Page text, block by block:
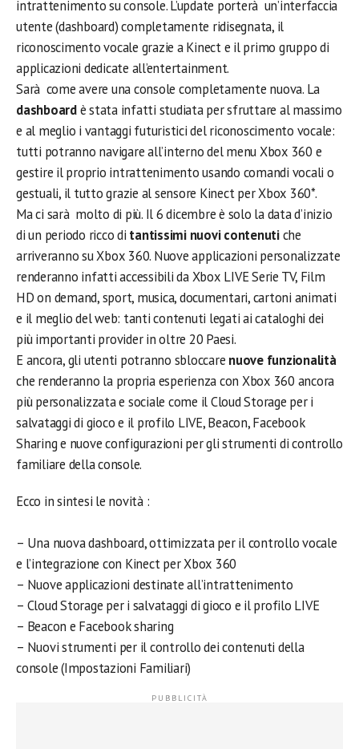
intrattenimento su console. L’update porterà un’interfaccia
utente (dashboard) completamente ridisegnata, il
riconoscimento vocale grazie a Kinect e il primo gruppo di
applicazioni dedicate all’entertainment.
Sarà come avere una console completamente nuova. La
dashboardè stata infatti studiata per sfruttare al massimo
e al meglio i vantaggi futuristici del riconoscimento vocale:
tutti potranno navigare all’interno del menu Xbox 360 e
gestire il proprio intrattenimento usando comandi vocali o
gestuali, il tutto grazie al sensore Kinect per Xbox 360*.
Ma ci sarà molto di più. Il 6 dicembre è solo la data d’inizio
di un periodo ricco di tantissimi nuovi contenutiche
arriveranno su Xbox 360. Nuove applicazioni personalizzate
renderanno infatti accessibili da Xbox LIVE Serie TV, Film
HD on demand, sport, musica, documentari, cartoni animati
e il meglio del web: tanti contenuti legati ai cataloghi dei
più importanti provider in oltre 20 Paesi.
E ancora, gli utenti potranno sbloccare nuove funzionalità
che renderanno la propria esperienza con Xbox 360 ancora
più personalizzata e sociale come il Cloud Storage per i
salvataggi di gioco e il profilo LIVE, Beacon, Facebook
Sharing e nuove configurazioni per gli strumenti di controllo
familiare della console.
Ecco in sintesi le novità :
– Una nuova dashboard, ottimizzata per il controllo vocale
e l’integrazione con Kinect per Xbox 360
– Nuove applicazioni destinate all’intrattenimento
– Cloud Storage per i salvataggi di gioco e il profilo LIVE
– Beacon e Facebook sharing
– Nuovi strumenti per il controllo dei contenuti della
console (Impostazioni Familiari)